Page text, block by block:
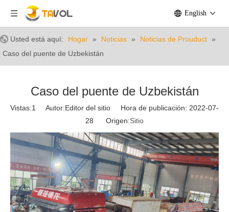
English
Usted está aquí: Hogar » Noticias » Noticias de Prouduct »
Caso del puente de Uzbekistán
Caso del puente de Uzbekistán
Vistas:1
Autor:Editor del sitio Hora de publicación: 2022-07-
28 Origen:Sitio